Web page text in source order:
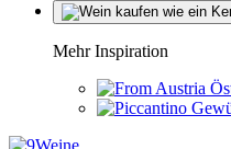
Mehr Inspiration